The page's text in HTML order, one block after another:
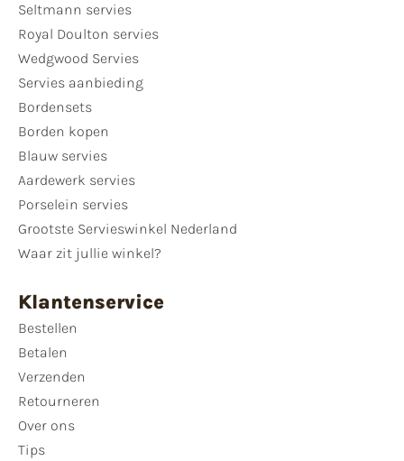
Seltmann servies
Royal Doulton servies
Wedgwood Servies
Servies aanbieding
Bordensets
Borden kopen
Blauw servies
Aardewerk servies
Porselein servies
Grootste Servieswinkel Nederland
Waar zit jullie winkel?
Klantenservice
Bestellen
Betalen
Verzenden
Retourneren
Over ons
Tips